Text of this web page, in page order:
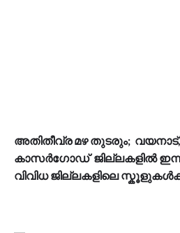
അതിതീവ്ര മഴ തുടരും;
കാസർഗോഡ് ജില്ലകളിൽ
വിവിധ ജില്ലകളിലെ